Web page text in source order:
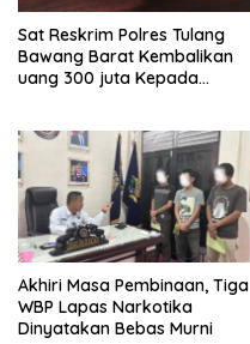
Sat Reskrim Polres Tulang
Bawang Barat Kembalikan
uang 300 juta Kepada
Akhiri Masa Pembinaan, Tiga
WBP Lapas Narkotika
Dinyatakan Bebas Murni